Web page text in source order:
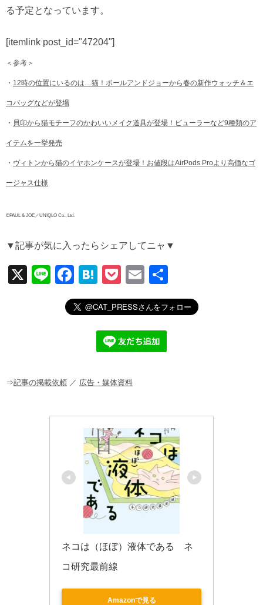
る予定となっています。
[itemlink post_id="47204"]
＜参考＞
・ 12時の位置にいるのは…猫！ポールアンドジョーから春の新作ウォッチ＆エ
コバッグなどが登場
・ 貝印から猫モチーフのかわいいメイク道具が登場！ビューラーなど9種類のア
イテムを一挙発売
・ ヴィトンから猫のイヤホンケースが登場！お値段はAirPods Proより高価なゴ
ージャス仕様
©PAUL & JOE／UNIQLO Co., Ltd.
▼記事が気に入ったらシェアしてニャ▼
X
Li
F
a
c
o
H
at
e
n
a
P
o
ck
et
E
m
ail
有
⇒記事の掲載依頼 ／ 広告・媒体資料
ネコは（ほぼ）液体である　ネ
コ研究最前線
Amazonで見る